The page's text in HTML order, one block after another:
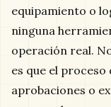
equipamiento o
ninguna
operación real.
es que el
aprobaciones o